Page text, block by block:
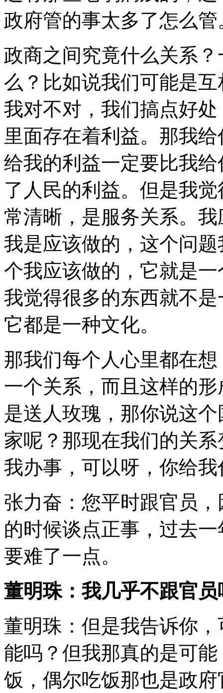
政府管的事太多了怎么管
政商之间究竟什么关系
么？比如说我们可能是
我对不对，我们搞点好
里面存在着利益。那我
给我的利益一定要比我
了人民的利益。但是我
常清晰，是服务关系。
我是应该做的，这个问
个我应该做的，它就是
我觉得很多的东西就不
它都是一种文化。
那我们每个人心里都在
一个关系，而且这样的
是送人玫瑰，那你说这
家呢？那现在我们的关
我办事，可以呀，你给
张力奋：您平时跟官员
的时候谈点正事，过去
要难了一点。
董明珠：我几乎不跟官员
董明珠：但是我告诉你
能吗？但我那真的是可
饭，偶尔吃饭那也是政